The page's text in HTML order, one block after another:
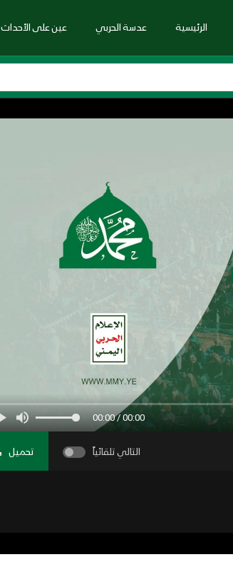
الرئيسية عدسة الحربي عين على الأحداث
00:00 / 00:00
التالي تلقائياً تحميل